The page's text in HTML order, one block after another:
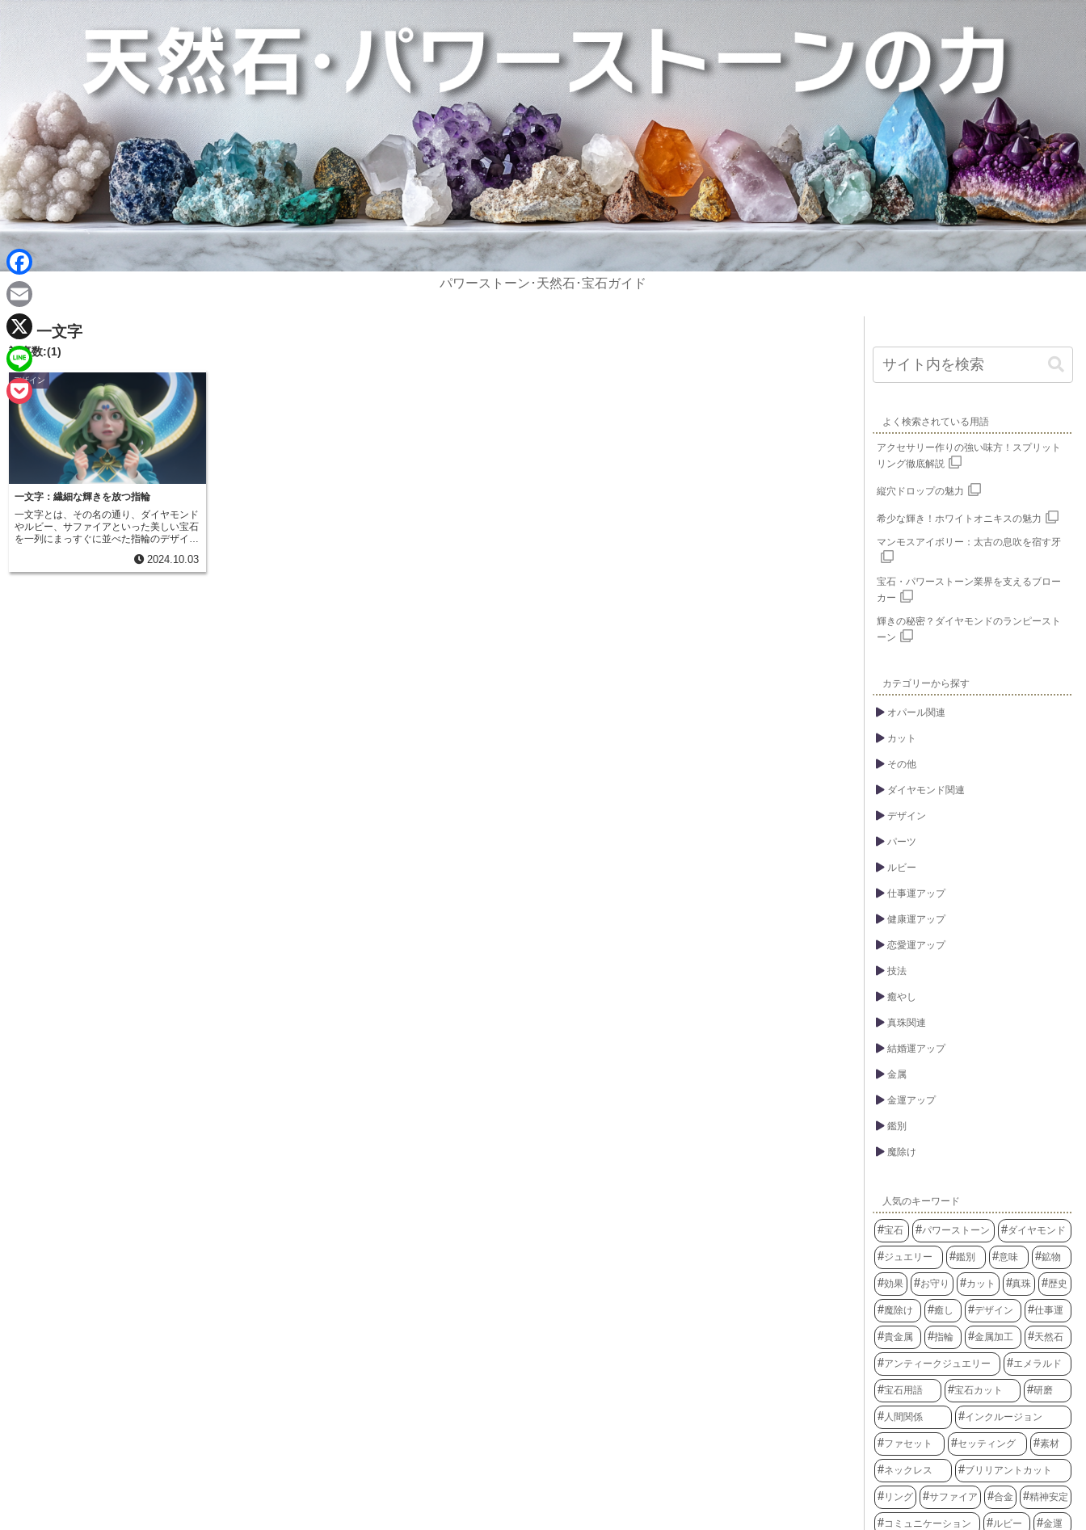
パワーストーン･天然石･宝石ガイド
一文字
記事数:(1)
デザイン
一文字：繊細な輝きを放つ指輪
一文字とは、その名の通り、ダイヤモンド
やルビー、サファイアといった美しい宝石
を一列にまっすぐに並べた指輪のデザイン
指に舞い降りたように美しく、シンプルな
がらも華やかさを兼ね備えている点が魅力
2024.10.03
よく検索されている用語
アクセサリー作りの強い味方！スプリット
リング徹底解説
縦穴ドロップの魅力
希少な輝き！ホワイトオニキスの魅力
マンモスアイボリー：太古の息吹を宿す牙
宝石・パワーストーン業界を支えるブロー
カー
輝きの秘密？ダイヤモンドのランピースト
ーン
カテゴリーから探す
オパール関連
カット
その他
ダイヤモンド関連
デザイン
パーツ
ルビー
仕事運アップ
健康運アップ
恋愛運アップ
技法
癒やし
真珠関連
結婚運アップ
金属
金運アップ
鑑別
魔除け
人気のキーワード
宝石 パワーストーン ダイヤモンド
ジュエリー 鑑別 意味 鉱物
効果 お守り カット 真珠 歴史
魔除け 癒し デザイン 仕事運
貴金属 指輪 金属加工 天然石
アンティークジュエリー エメラルド
宝石用語 宝石カット 研磨
人間関係 インクルージョン
ファセット セッティング 素材
ネックレス ブリリアントカット
リング サファイア 合金 精神安定
コミュニケーション ルビー 金運
F
a
c
e
b
E
m
a
i
X
L